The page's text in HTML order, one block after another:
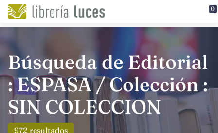
Saltar al contenido principal 0
Búsqueda de Editorial
: ESPASA / Colección :
SIN COLECCION
972 resultados